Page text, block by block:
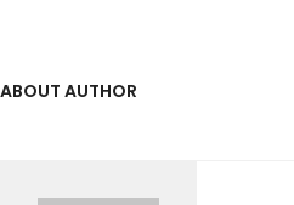
ABOUT AUTHOR